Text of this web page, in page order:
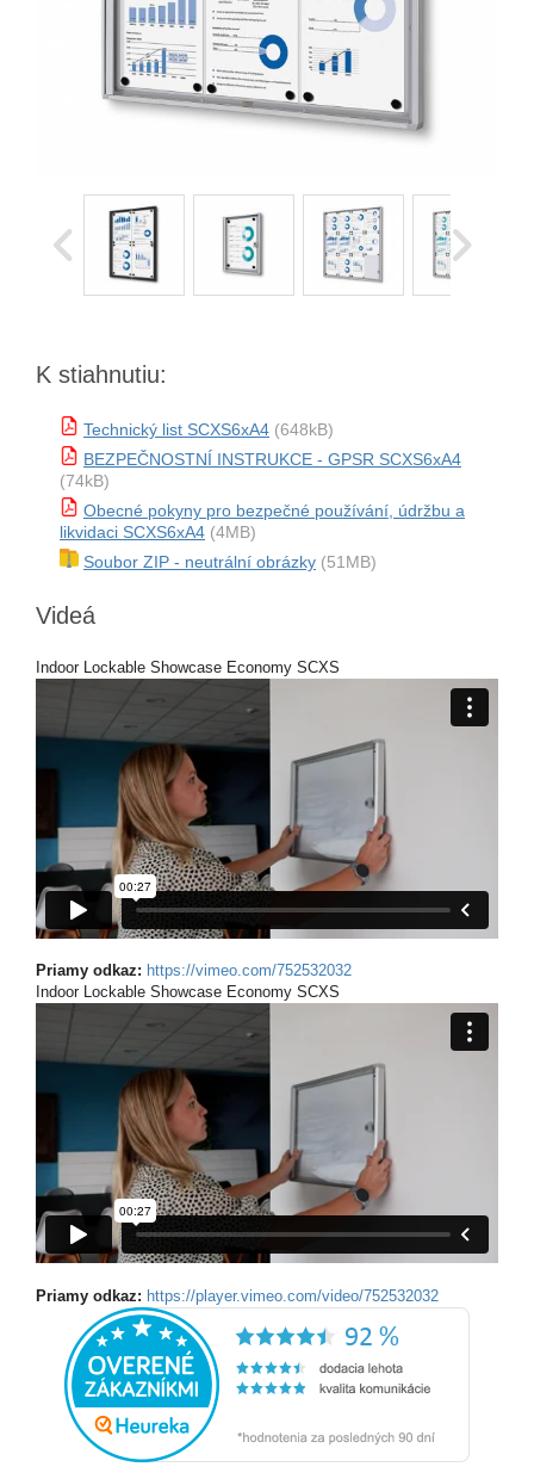
K stiahnutiu:
Technický list SCXS6xA4 (648kB)
BEZPEČNOSTNÍ INSTRUKCE - GPSR SCXS6xA4
(74kB)
Obecné pokyny pro bezpečné používání, údržbu a
likvidaci SCXS6xA4 (4MB)
Soubor ZIP - neutrální obrázky (51MB)
Videá
Indoor Lockable Showcase Economy SCXS
Priamy odkaz: https://vimeo.com/752532032
Indoor Lockable Showcase Economy SCXS
Priamy odkaz: https://player.vimeo.com/video/752532032